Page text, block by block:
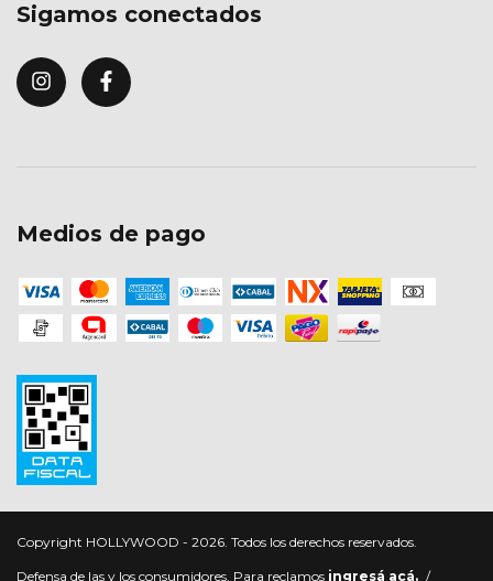
Sigamos conectados
Medios de pago
Copyright HOLLYWOOD - 2026. Todos los derechos reservados.
Defensa de las y los consumidores. Para reclamos ingresá acá. /